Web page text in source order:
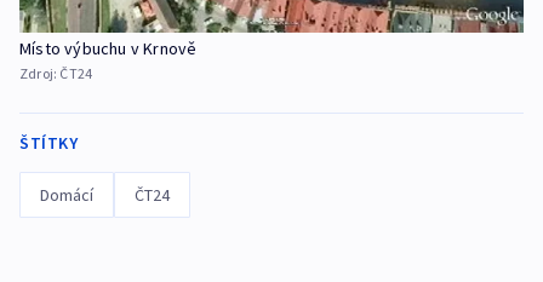
Místo výbuchu v Krnově
Zdroj: ČT24
ŠTÍTKY
Domácí ČT24